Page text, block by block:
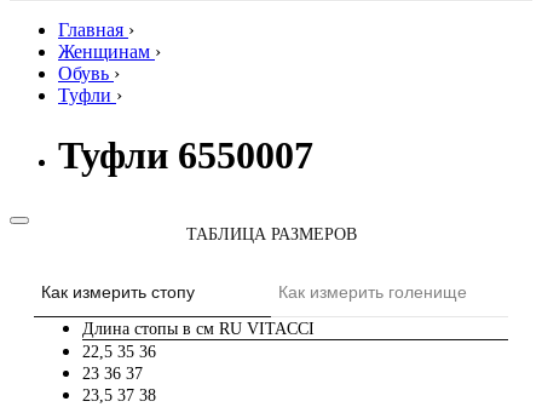
Главная ›
Женщинам ›
Обувь ›
Туфли ›
Туфли 6550007
ТАБЛИЦА РАЗМЕРОВ
Как измерить стопу Как измерить голенище
Длина стопы в см RU VITACCI
22,5 35 36
23 36 37
23,5 37 38